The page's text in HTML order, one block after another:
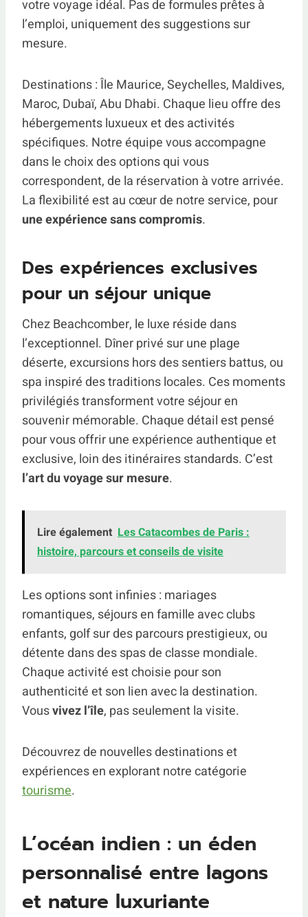
votre voyage idéal. Pas de formules prêtes à
l’emploi, uniquement des suggestions sur
mesure.
Destinations : Île Maurice, Seychelles, Maldives,
Maroc, Dubaï, Abu Dhabi. Chaque lieu offre des
hébergements luxueux et des activités
spécifiques. Notre équipe vous accompagne
dans le choix des options qui vous
correspondent, de la réservation à votre arrivée.
La flexibilité est au cœur de notre service, pour
une expérience sans compromis.
Des expériences exclusives
pour un séjour unique
Chez Beachcomber, le luxe réside dans
l’exceptionnel. Dîner privé sur une plage
déserte, excursions hors des sentiers battus, ou
spa inspiré des traditions locales. Ces moments
privilégiés transforment votre séjour en
souvenir mémorable. Chaque détail est pensé
pour vous offrir une expérience authentique et
exclusive, loin des itinéraires standards. C’est
l’art du voyage sur mesure.
Lire également Les Catacombes de Paris :
histoire, parcours et conseils de visite
Les options sont infinies : mariages
romantiques, séjours en famille avec clubs
enfants, golf sur des parcours prestigieux, ou
détente dans des spas de classe mondiale.
Chaque activité est choisie pour son
authenticité et son lien avec la destination.
Vousvivez l’île, pas seulement la visite.
Découvrez de nouvelles destinations et
expériences en explorant notre catégorie
tourisme.
L’océan indien : un éden
personnalisé entre lagons
et nature luxuriante